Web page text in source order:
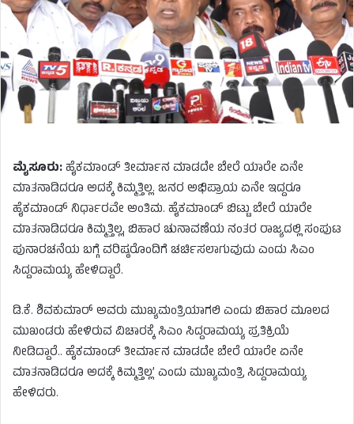
ಮೈಸೂರು:ಹೈಕಮಾಂಡ್ ತೀರ್ಮಾನ ಮಾಡದೇ ಬೇರೆ ಯಾರೇ ಏನೇ
ಮಾತನಾಡಿದರೂ ಅದಕ್ಕೆಕಿಮ್ಮತ್ತಿಲ್ಲ. ಜನರ ಅಭಿಪ್ರಾಯ ಏನೇ ಇದ್ದರೂ
ಹೈಕಮಾಂಡ್ ನಿರ್ಧಾರವೇ ಅಂತಿಮ. ಹೈಕಮಾಂಡ್​ ಬಿಟ್ಟು ಬೇರೆ ಯಾರೇ
ಮಾತನಾಡಿದರೂ ಕಿಮ್ಮತ್ತಿಲ್ಲ, ಬಿಹಾರ ಚುನಾವಣೆಯ ನಂತರ ರಾಜ್ಯದಲ್ಲಿ ಸಂಪುಟ
ಪುನಾರಚನೆಯ ಬಗ್ಗೆ ವರಿಷ್ಠರೊಂದಿಗೆ ಚರ್ಚಿಸಲಾಗುವುದು ಎಂದು ಸಿಎಂ
ಸಿದ್ದರಾಮಯ್ಯ ಹೇಳಿದ್ದಾರೆ.
ಡಿ.ಕೆ. ಶಿವಕುಮಾರ್ ಅವರು ಮುಖ್ಯಮಂತ್ರಿಯಾಗಲಿ ಎಂದು ಬಿಹಾರ ಮೂಲದ
ಮುಖಂಡರು ಹೇಳಿರುವ ವಿಚಾರಕ್ಕೆಸಿಎಂ ಸಿದ್ದರಾಮಯ್ಯಪ್ರತಿಕ್ರಿಯೆ
ನೀಡಿದ್ದಾರೆ.. ಹೈಕಮಾಂಡ್ ತೀರ್ಮಾನ ಮಾಡದೇ ಬೇರೆ ಯಾರೇ ಏನೇ
ಮಾತನಾಡಿದರೂ ಅದಕ್ಕೆ ಕಿಮ್ಮತ್ತಿಲ್ಲ’ ಎಂದು ಮುಖ್ಯಮಂತ್ರಿ ಸಿದ್ದರಾಮಯ್ಯ
ಹೇಳಿದರು.